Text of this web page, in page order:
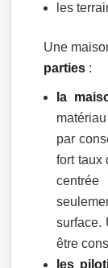
les
Une
parties :
la
par
fort taux
surface.
être
les